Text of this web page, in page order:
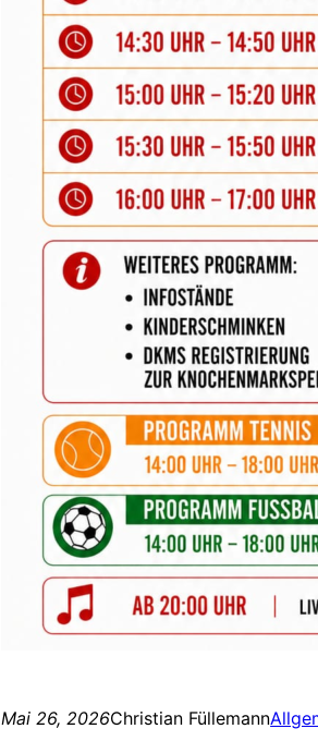
Mai 26, 2026Christian Füllemann